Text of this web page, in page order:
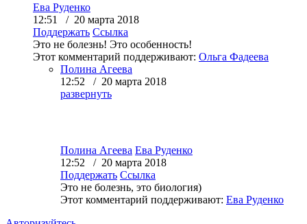
Ева Руденко
12:51 / 20 марта 2018
Поддержать Ссылка
Это не болезнь! Это особенность!
Этот комментарий поддерживают: Ольга Фадеева
Полина Агеева
12:52 / 20 марта 2018
развернуть
Полина Агеева Ева Руденко
12:52 / 20 марта 2018
Поддержать Ссылка
Это не болезнь, это биология)
Этот комментарий поддерживают: Ева Руденко